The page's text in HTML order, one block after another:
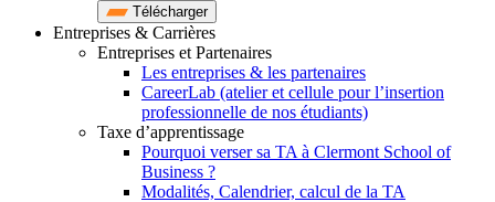
Télécharger
Entreprises & Carrières
Entreprises et Partenaires
Les entreprises & les partenaires
CareerLab (atelier et cellule pour l’insertion
professionnelle de nos étudiants)
Taxe d’apprentissage
Pourquoi verser sa TA à Clermont School of
Business ?
Modalités, Calendrier, calcul de la TA